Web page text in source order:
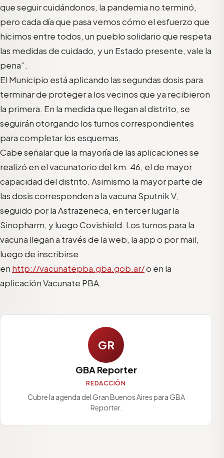
que seguir cuidándonos, la pandemia no terminó,
pero cada día que pasa vemos cómo el esfuerzo que
hicimos entre todos, un pueblo solidario que respeta
las medidas de cuidado, y un Estado presente, vale la
pena”.
El Municipio está aplicando las segundas dosis para
terminar de proteger a los vecinos que ya recibieron
la primera. En la medida que llegan al distrito, se
seguirán otorgando los turnos correspondientes
para completar los esquemas.
Cabe señalar que la mayoría de las aplicaciones se
realizó en el vacunatorio del km. 46, el de mayor
capacidad del distrito. Asimismo la mayor parte de
las dosis corresponden a la vacuna Sputnik V,
seguido por la Astrazeneca, en tercer lugar la
Sinopharm, y luego Covishield. Los turnos para la
vacuna llegan a través de la web, la app o por mail,
luego de inscribirse
en http://vacunatepba.gba.gob.ar/o en la
aplicación Vacunate PBA.
GR
GBA Reporter
REDACCIÓN
Cubre la agenda del Gran Buenos Aires para GBA
Reporter.